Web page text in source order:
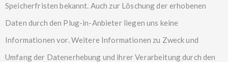
Speicherfristen bekannt. Auch zur Löschung der erhobenen
Daten durch den Plug-in-Anbieter liegen uns keine
Informationen vor. Weitere Informationen zu Zweck und
Umfang der Datenerhebung und ihrer Verarbeitung durch den